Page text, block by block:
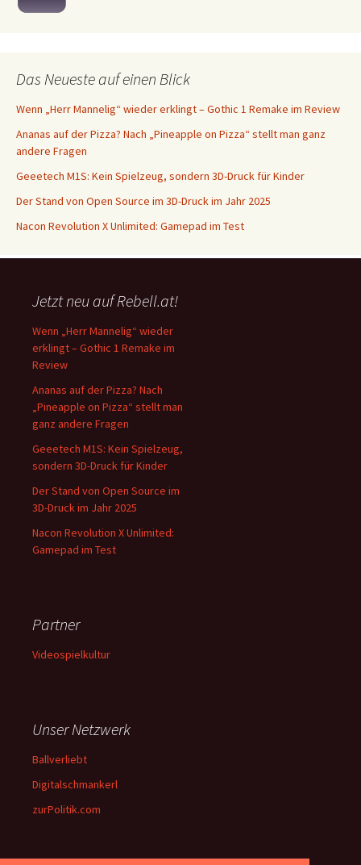
Das Neueste auf einen Blick
Wenn „Herr Mannelig“ wieder erklingt – Gothic 1 Remake im Review
Ananas auf der Pizza? Nach „Pineapple on Pizza“ stellt man ganz
andere Fragen
Geeetech M1S: Kein Spielzeug, sondern 3D-Druck für Kinder
Der Stand von Open Source im 3D-Druck im Jahr 2025
Nacon Revolution X Unlimited: Gamepad im Test
Jetzt neu auf Rebell.at!
Wenn „Herr Mannelig“ wieder
erklingt – Gothic 1 Remake im
Review
Ananas auf der Pizza? Nach
„Pineapple on Pizza“ stellt man
ganz andere Fragen
Geeetech M1S: Kein Spielzeug,
sondern 3D-Druck für Kinder
Der Stand von Open Source im
3D-Druck im Jahr 2025
Nacon Revolution X Unlimited:
Gamepad im Test
Partner
Videospielkultur
Unser Netzwerk
Ballverliebt
Digitalschmankerl
zurPolitik.com